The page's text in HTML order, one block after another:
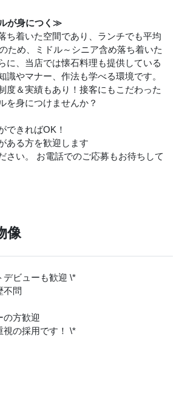
が身につく≫
ち着いた空間であり、ランチでも平均
ため、ミドル～シニア含め落ち着いた
に、当店では懐石料理も提供している
識やマナー、作法も学べる環境です。
度＆実績もあり！接客にもこだわった
を身につけませんか？
できればOK！
ある方を歓迎します
さい。 お電話でのご応募もお待ちして
像
デビューも歓迎 \*
不問
の方歓迎
視の採用です！ \*